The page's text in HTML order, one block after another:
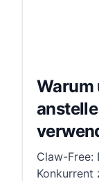
Warum
Claw-Free:
Konkurrent